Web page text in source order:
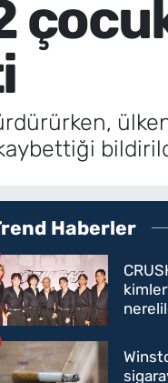
Haberler